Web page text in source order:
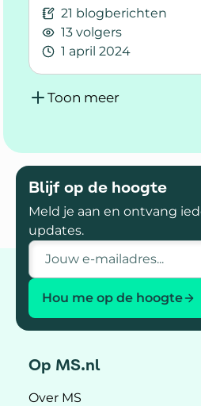
21 blogberichten
13 volgers
1 april 2024
Lees meer over Yes.
Toon meer
Blijf op de hoogte
Meld je aan en ontvang
updates.
E-mailadres
Hou me op de hoogte
Op MS.nl
Over MS